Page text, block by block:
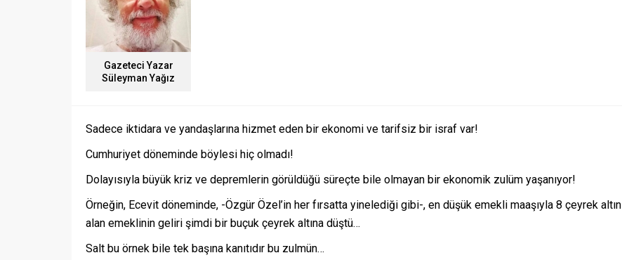
Gazeteci Yazar
Süleyman Yağız
Sadece iktidara ve yandaşlarına hizmet eden bir ekonomi ve tarifsiz bir israf var!
Cumhuriyet döneminde böylesi hiç olmadı!
Dolayısıyla büyük kriz ve depremlerin görüldüğü süreçte bile olmayan bir ekonomik zulüm yaşanıyor!
Örneğin, Ecevit döneminde, -Özgür Özel’in her fırsatta yinelediği gibi-, en düşük emekli maaşıyla 8 çeyrek altın
alan emeklinin geliri şimdi bir buçuk çeyrek altına düştü…
Salt bu örnek bile tek başına kanıtıdır bu zulmün…